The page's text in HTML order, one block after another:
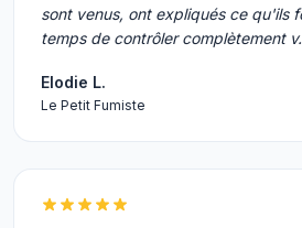
sont venus, ont expliqués ce qu'ils
temps de contrôler complètement
Elodie L.
Le Petit Fumiste